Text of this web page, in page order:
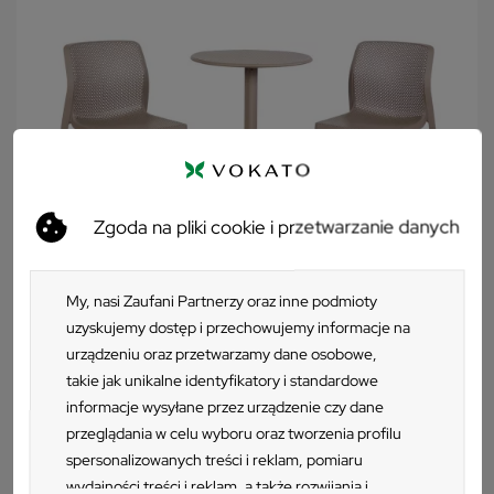
Zgoda na pliki cookie i przetwarzanie danych
My, nasi Zaufani Partnerzy oraz inne podmioty
uzyskujemy dostęp i przechowujemy informacje na
urządzeniu oraz przetwarzamy dane osobowe,
takie jak unikalne identyfikatory i standardowe
informacje wysyłane przez urządzenie czy dane
przeglądania w celu wyboru oraz tworzenia profilu
spersonalizowanych treści i reklam, pomiaru
wydajności treści i reklam, a także rozwijania i
sztaplowania sprawia, że przechowywanie tego modelu staje
się niezwykle łatwe.
Zestaw Stół STEP tortora/brązowy + 2
krzesła BIT tortora/brązowy
2 szt.